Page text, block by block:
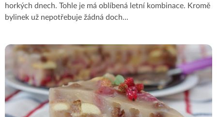
horkých dnech. Tohle je má oblíbená letní kombinace. Kromě
bylinek už nepotřebuje žádná doch...